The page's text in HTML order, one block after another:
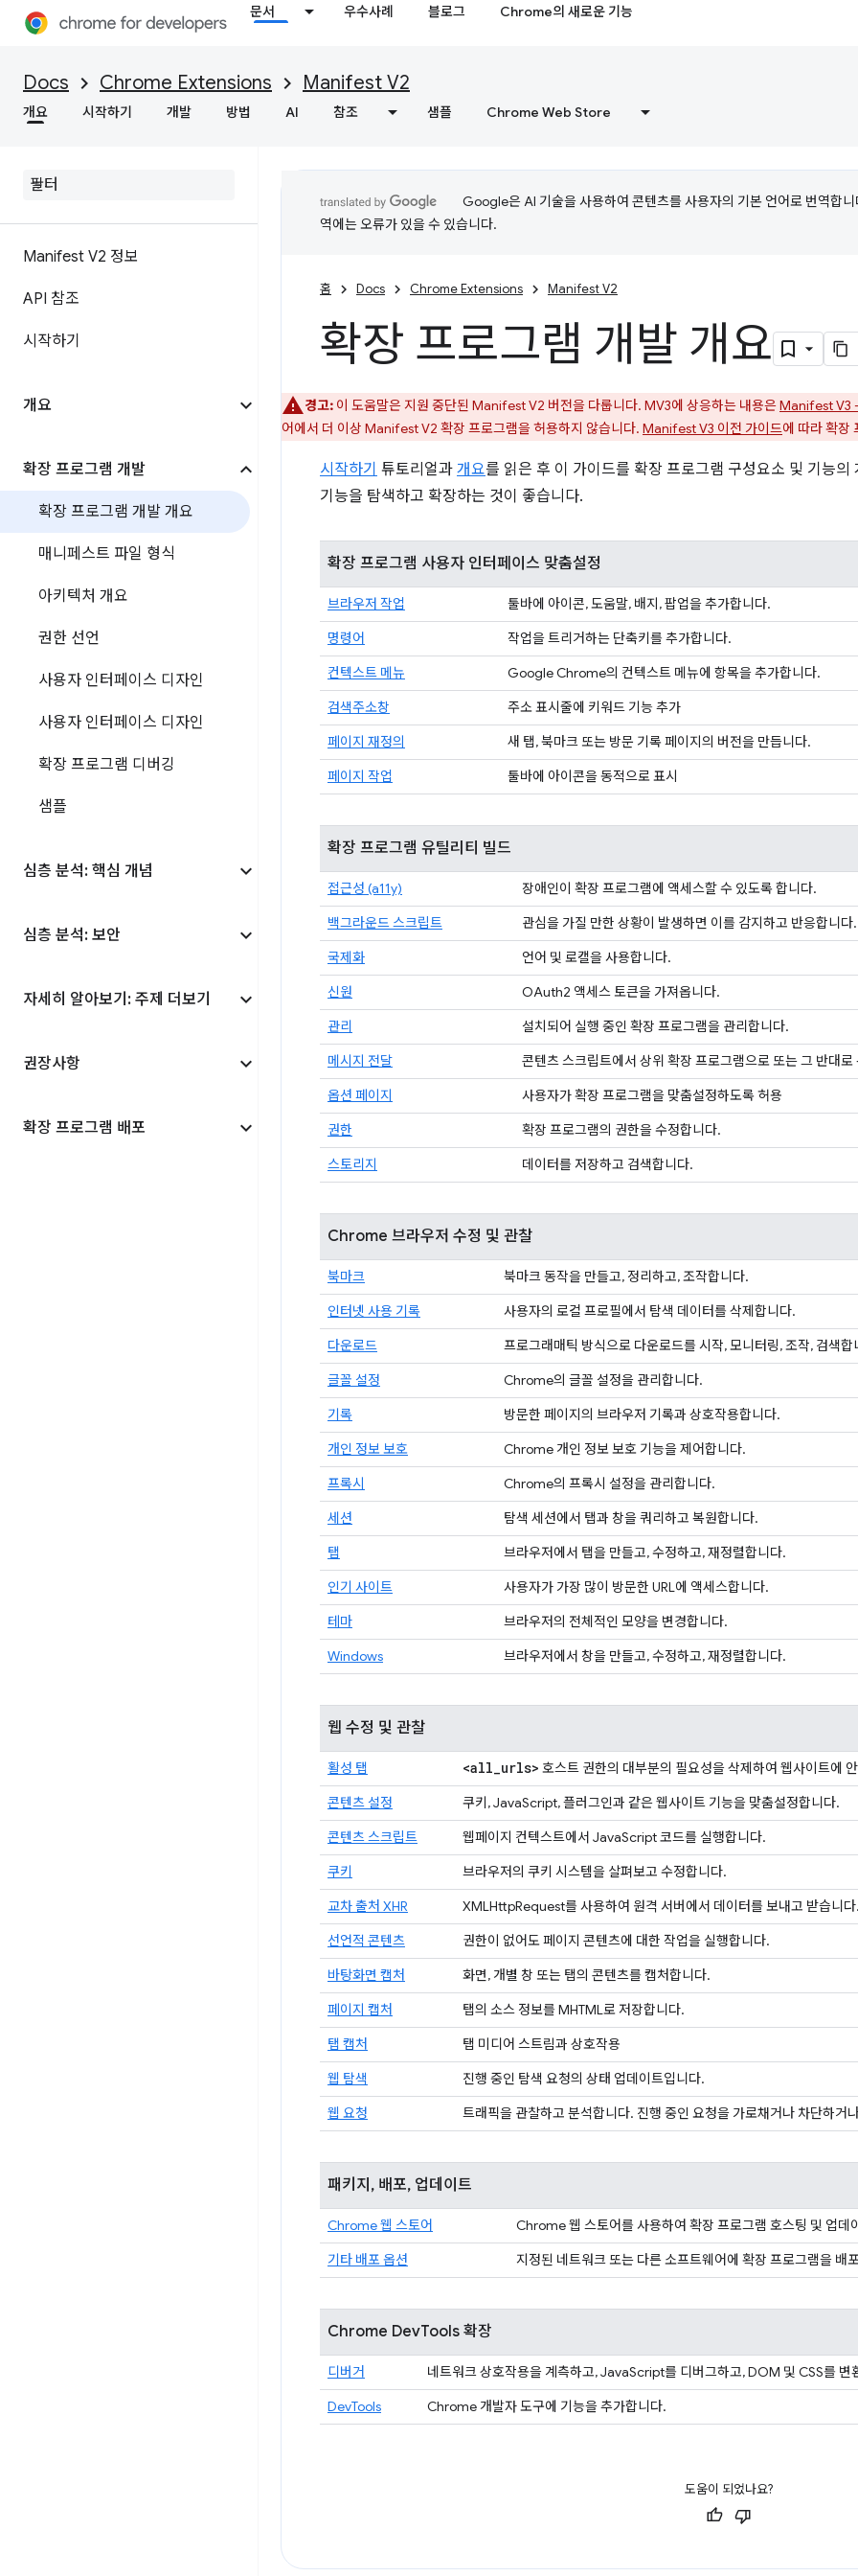
문서 우수사례 블로그 Chrome의 새로운 기능
Docs Chrome Extensions Manifest V2
개요 시작하기 개발 방법 AI 참조 샘플 Chrome Web Store
Manifest V2 정보
API 참조
시작하기
개요
확장 프로그램 개발
확장 프로그램 개발 개요
매니페스트 파일 형식
아키텍처 개요
권한 선언
사용자 인터페이스 디자인
사용자 인터페이스 디자인
확장 프로그램 디버깅
샘플
심층 분석: 핵심 개념
심층 분석: 보안
자세히 알아보기: 주제 더보기
권장사항
확장 프로그램 배포
Google은 AI 기술을 사용하여 콘텐츠를 사용자의 기본 언어로 번역합
역에는 오류가 있을 수 있습니다.
홈 Docs Chrome Extensions Manifest V2
확장 프로그램 개발 개요
경고: 이 도움말은 지원 중단된 Manifest V2 버전을 다룹니다. MV3에 상응하는 내용은Manifest V3
어에서 더 이상 Manifest V2 확장 프로그램을 허용하지 않습니다. Manifest V3 이전 가이드에 따라 확장
시작하기 튜토리얼과 개요를 읽은 후 이 가이드를 확장 프로그램 구성요소 및 기능
기능을 탐색하고 확장하는 것이 좋습니다.
확장 프로그램 사용자 인터페이스 맞춤설정
브라우저 작업
툴바에 아이콘, 도움말, 배지, 팝업을 추가합니다.
명령어
작업을 트리거하는 단축키를 추가합니다.
컨텍스트 메뉴
Google Chrome의 컨텍스트 메뉴에 항목을 추가합니다.
검색주소창
주소 표시줄에 키워드 기능 추가
페이지 재정의
새 탭, 북마크 또는 방문 기록 페이지의 버전을 만듭니다.
페이지 작업
툴바에 아이콘을 동적으로 표시
확장 프로그램 유틸리티 빌드
접근성 (a11y)
장애인이 확장 프로그램에 액세스할 수 있도록 합니다.
백그라운드 스크립트
관심을 가질 만한 상황이 발생하면 이를 감지하고 반응합니다.
국제화
언어 및 로캘을 사용합니다.
신원
OAuth2 액세스 토큰을 가져옵니다.
관리
설치되어 실행 중인 확장 프로그램을 관리합니다.
메시지 전달
콘텐츠 스크립트에서 상위 확장 프로그램으로 또는 그 반대로
옵션 페이지
사용자가 확장 프로그램을 맞춤설정하도록 허용
권한
확장 프로그램의 권한을 수정합니다.
스토리지
데이터를 저장하고 검색합니다.
Chrome 브라우저 수정 및 관찰
북마크
북마크 동작을 만들고, 정리하고, 조작합니다.
인터넷 사용 기록
사용자의 로컬 프로필에서 탐색 데이터를 삭제합니다.
다운로드
프로그래매틱 방식으로 다운로드를 시작, 모니터링, 조작, 검색합
글꼴 설정
Chrome의 글꼴 설정을 관리합니다.
기록
방문한 페이지의 브라우저 기록과 상호작용합니다.
개인 정보 보호
Chrome 개인 정보 보호 기능을 제어합니다.
프록시
Chrome의 프록시 설정을 관리합니다.
세션
탐색 세션에서 탭과 창을 쿼리하고 복원합니다.
탭
브라우저에서 탭을 만들고, 수정하고, 재정렬합니다.
인기 사이트
사용자가 가장 많이 방문한 URL에 액세스합니다.
테마
브라우저의 전체적인 모양을 변경합니다.
Windows
브라우저에서 창을 만들고, 수정하고, 재정렬합니다.
웹 수정 및 관찰
활성 탭 <all_urls> 호스트 권한의 대부분의 필요성을 삭제하여 웹사이트에
콘텐츠 설정
쿠키, JavaScript, 플러그인과 같은 웹사이트 기능을 맞춤설정합니다.
콘텐츠 스크립트
웹페이지 컨텍스트에서 JavaScript 코드를 실행합니다.
쿠키
브라우저의 쿠키 시스템을 살펴보고 수정합니다.
교차 출처 XHR
XMLHttpRequest를 사용하여 원격 서버에서 데이터를 보내고 받습니
선언적 콘텐츠
권한이 없어도 페이지 콘텐츠에 대한 작업을 실행합니다.
바탕화면 캡처
화면, 개별 창 또는 탭의 콘텐츠를 캡처합니다.
페이지 캡처
탭의 소스 정보를 MHTML로 저장합니다.
탭 캡처
탭 미디어 스트림과 상호작용
웹 탐색
진행 중인 탐색 요청의 상태 업데이트입니다.
웹 요청
트래픽을 관찰하고 분석합니다. 진행 중인 요청을 가로채거나 차단하거
패키지, 배포, 업데이트
Chrome 웹 스토어
Chrome 웹 스토어를 사용하여 확장 프로그램 호스팅 및 업데
기타 배포 옵션
지정된 네트워크 또는 다른 소프트웨어에 확장 프로그램을 배
Chrome DevTools 확장
디버거
네트워크 상호작용을 계측하고, JavaScript를 디버그하고, DOM 및 CSS를 변
DevTools
Chrome 개발자 도구에 기능을 추가합니다.
도움이 되었나요?